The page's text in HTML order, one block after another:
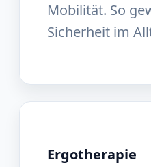
Mobilität. So
Sicherheit im
Ergotherapie